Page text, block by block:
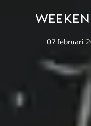
07 februari